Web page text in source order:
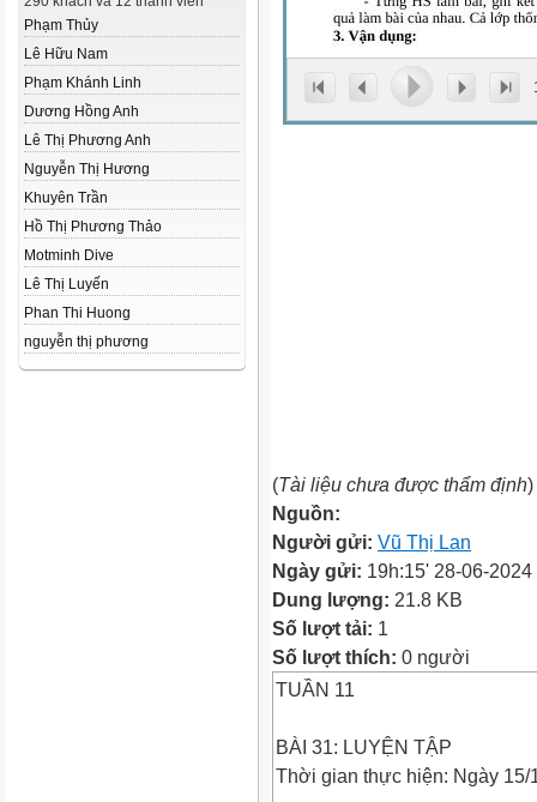
Phạm Thủy
Lê Hữu Nam
Phạm Khánh Linh
Dương Hồng Anh
Lê Thị Phương Anh
Nguyễn Thị Hương
Khuyên Trần
Hồ Thị Phương Thảo
Motminh Dive
Lê Thị Luyến
Phan Thi Huong
nguyễn thị phương
(Tài liệu chưa được thẩm định)
Nguồn:
Người gửi: Vũ Thị Lan
Ngày gửi: 19h:15' 28-06-2024
Dung lượng: 21.8 KB
Số lượt tải: 1
Số lượt thích: 0 người
TUẦN 11
BÀI 31: LUYỆN TẬP
Thời gian thực hiện: Ngày 15/